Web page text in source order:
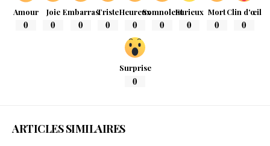
Amour
0
Joie
0
Embarras
0
Triste
0
Heureux
0
Somnolent
0
Furieux
0
Mort
0
Clin d'œil
0
Surprise
0
ARTICLES SIMILAIRES